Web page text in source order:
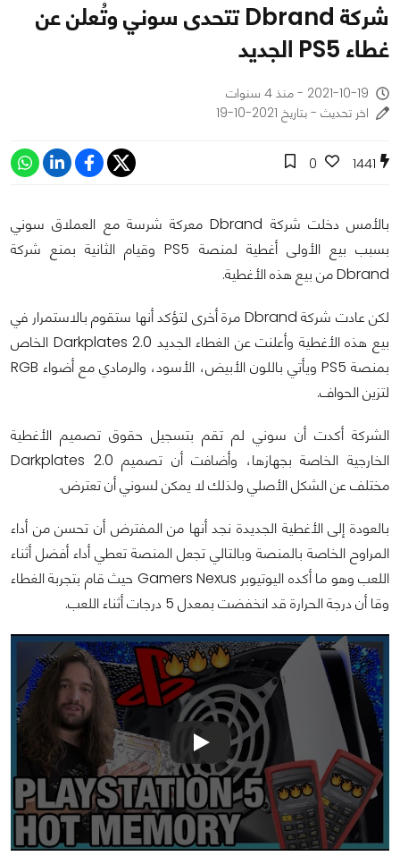
شركة Dbrand تتحدى سوني وتُعلن عن
غطاء PS5 الجديد
2021-10-19 - منذ 4 سنوات
اخر تحديث - بتاريخ 2021-10-19
1441
0
بالأمس دخلت شركة Dbrand معركة شرسة مع العملاق سوني
بسبب بيع الأولى أغطية لمنصة PS5 وقيام الثانية بمنع شركة
Dbrand من بيع هذه الأغطية.
لكن عادت شركة Dbrand مرة أخرى لتؤكد أنها ستقوم بالاستمرار في
بيع هذه الأغطية وأعلنت عن الغطاء الجديد Darkplates 2.0 الخاص
بمنصة PS5 ويأتي باللون الأبيض، الأسود، والرمادي مع أضواء RGB
لتزين الحواف.
الشركة أكدت أن سوني لم تقم بتسجيل حقوق تصميم الأغطية
الخارجية الخاصة بجهازها، وأضافت أن تصميم Darkplates 2.0
مختلف عن الشكل الأصلي ولذلك لا يمكن لسوني أن تعترض.
بالعودة إلى الأغطية الجديدة نجد أنها من المفترض أن تحسن من أداء
المراوح الخاصة بالمنصة وبالتالي تجعل المنصة تعطي أداء أفضل أثناء
اللعب وهو ما أكده اليوتيوبر Gamers Nexus حيث قام بتجربة الغطاء
وقا أن درجة الحرارة قد انخفضت بمعدل 5 درجات أثناء اللعب.